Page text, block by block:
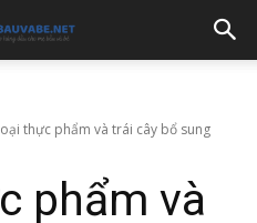
thực phẩm và trái cây bổ sung
phẩm và